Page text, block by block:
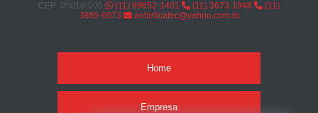
CEP: 05018-000
(11) 99652-1401 (11) 3673-1948
(11)
3865-6073
antarticatec@yahoo.com.br
Home
Empresa